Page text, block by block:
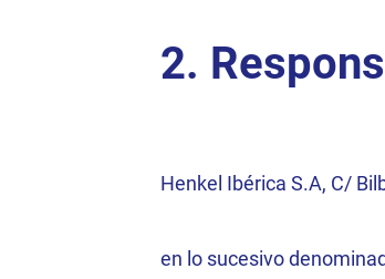
2.
Henkel Ibérica S.A, C/
en lo sucesivo